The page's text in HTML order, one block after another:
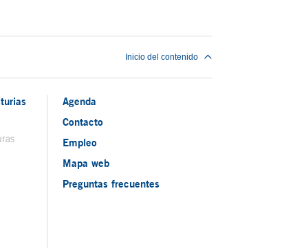
Inicio del contenido
Agenda
Contacto
Empleo
Mapa web
Preguntas frecuentes